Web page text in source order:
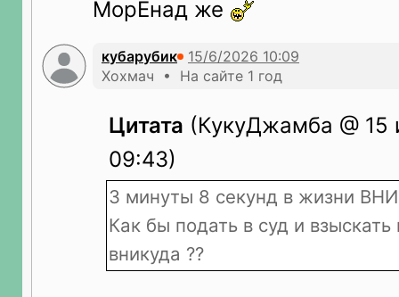
МорЕнад же
кубарубик
Хохмач • На сайте 1 год
Цитата (КукуДжамба @ 15
09:43)
3 минуты 8 секунд в жизни
Как бы подать в суд и
вникуда ??